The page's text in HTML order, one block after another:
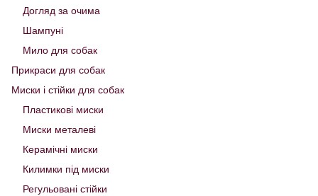
Догляд за очима
Шампуні
Мило для собак
Прикраси для собак
Миски і стійки для собак
Пластикові миски
Миски металеві
Керамічні миски
Килимки під миски
Регульовані стійки